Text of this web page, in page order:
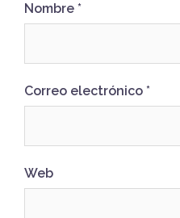
Nombre *
Correo electrónico *
Web